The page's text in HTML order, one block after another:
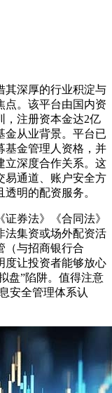
其深厚的行业积淀与
点。该平台由国内资
，注册资本金达2亿
金从业背景。平台已
基金管理人资格，并
立深度合作关系。这
易通道、账户安全方
明的配资服务。
证券法》《合同法》
法集资或场外配资活
（与招商银行合
度让投资者能够放心
盘”陷阱。值得注意
安全管理体系认